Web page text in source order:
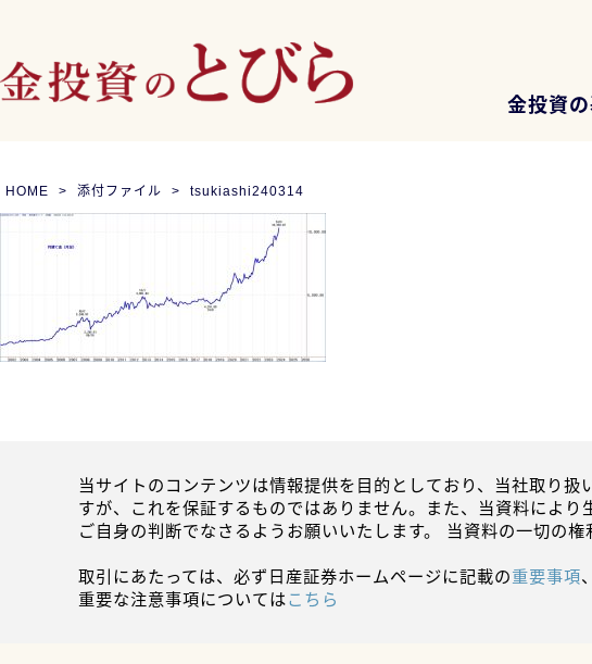
金投資
HOME 添付ファイル tsukiashi240314
当サイトのコンテンツは情報提供を目的としており、当社取り
すが、これを保証するものではありません。また、当資料によ
ご自身の判断でなさるようお願いいたします。 当資料の一切の
取引にあたっては、必ず日産証券ホームページに記載の重要事項、
重要な注意事項についてはこちら